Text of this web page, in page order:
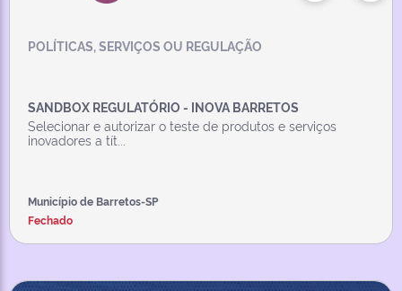
POLÍTICAS, SERVIÇOS OU REGULAÇÃO
SANDBOX REGULATÓRIO - INOVA BARRETOS
Selecionar e autorizar o teste de produtos e serviços
inovadores a tít...
Município de Barretos-SP
Fechado